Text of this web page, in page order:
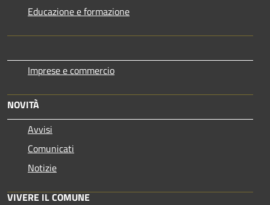
Educazione e formazione
Imprese e commercio
NOVITÀ
Avvisi
Comunicati
Notizie
VIVERE IL COMUNE